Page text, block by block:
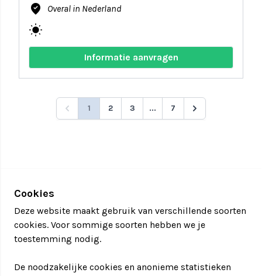
where_to_vote Overal in Nederland
wb_sunny
Informatie aanvragen
1 2 3 ... 7
Cookies
Deze website maakt gebruik van verschillende soorten
cookies. Voor sommige soorten hebben we je
toestemming nodig.
De noodzakelijke cookies en anonieme statistieken